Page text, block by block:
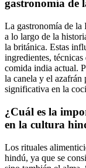
gastronomía de
La gastronomía de la
a lo largo de la
la británica. Estas
ingredientes, técnicas
comida india actual.
la canela y el azafrán
significativa en la
¿Cuál es la
en la cultura
Los rituales
hindú, ya que se